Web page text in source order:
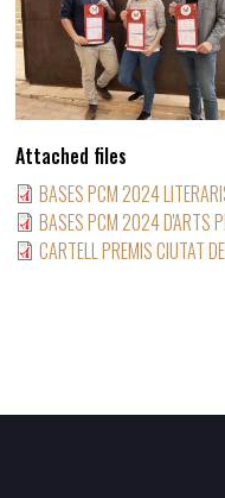
Attached files
BASES PCM 2024
BASES PCM 2024 D'ARTS
CARTELL PREMIS CIUTAT